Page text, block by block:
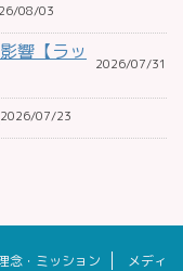
08/03
響【ラッ
2026/07/31
2026/07/23
念・ミッション メディ